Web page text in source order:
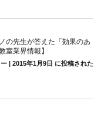
の先生が答えた「効果のあ
室業界情報】
| 2015年1月9日 に投稿された